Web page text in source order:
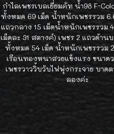
กำไลเพชรเบลเยี่ยมคัท น้ำ98 F-
ทั้งหมด 69 เม็ด น้ำหนักเพชรรวม
แถวกลาง 15 เม็ดน้ำหนักเพชรรวม
เม็ดละ 31 สตางค์) เพชร 2 แถวด้าน
ทั้งหมด 54 เม็ด น้ำหนักเพชรรวม
เรือนทองหนาสวยแข็งแรง ขนาด
เพชรวาววิ้บวับไฟพุ่งกระจาย บาด
ลองค่ะ